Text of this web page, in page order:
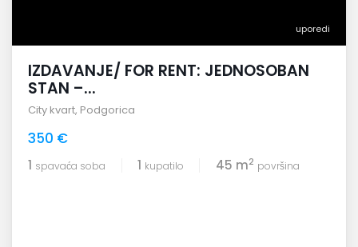
uporedi
IZDAVANJE/ FOR RENT: JEDNOSOBAN
STAN –...
City kvart, Podgorica
350 €
1 spavaća soba 1 kupatilo 45 m2 površina